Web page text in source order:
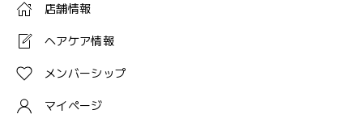
店舗情報
ヘアケア情報
メンバーシップ
マイページ